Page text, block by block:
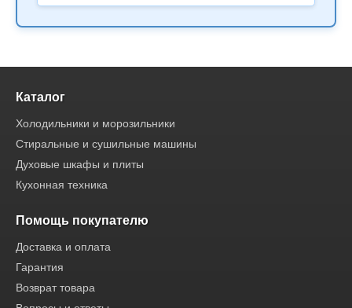
Каталог
Холодильники и морозильники
Стиральные и сушильные машины
Духовые шкафы и плиты
Кухонная техника
Помощь покупателю
Доставка и оплата
Гарантия
Возврат товара